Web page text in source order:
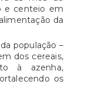
e centeio em
da
–
dos cereais,
à azenha,
os